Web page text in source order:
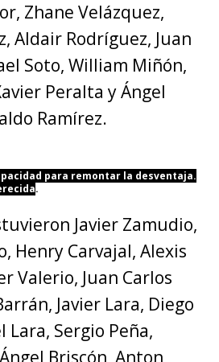
Zhane Velázquez,
Aldair Rodríguez, Juan
Soto, William Miñón,
Peralta y Ángel
Ramírez.
para remontar la desventaja.
.
Javier Zamudio,
Henry Carvajal, Alexis
Valerio, Juan Carlos
Javier Lara, Diego
Lara, Sergio Peña,
Briscón, Anton